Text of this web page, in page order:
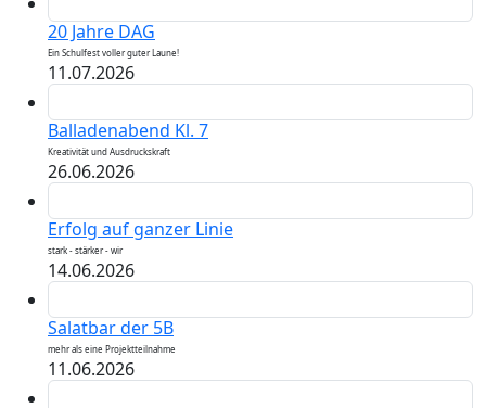
20 Jahre DAG
Ein Schulfest voller guter Laune!
11.07.2026
Balladenabend Kl. 7
Kreativität und Ausdruckskraft
26.06.2026
Erfolg auf ganzer Linie
stark - stärker - wir
14.06.2026
Salatbar der 5B
mehr als eine Projektteilnahme
11.06.2026